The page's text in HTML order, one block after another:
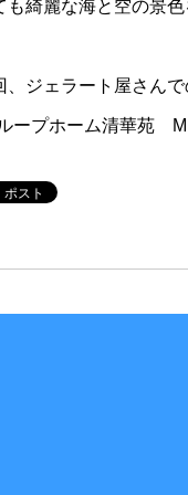
も綺麗な海と空の景
、ジェラート屋さん
ープホーム清華苑